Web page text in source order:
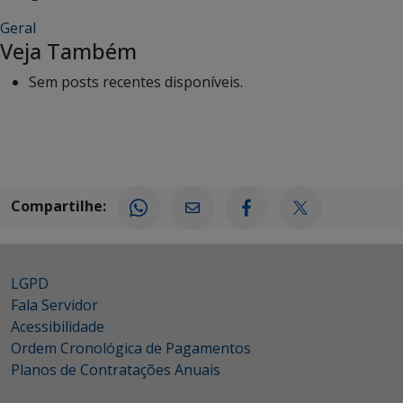
Geral
Veja Também
Sem posts recentes disponíveis.
Compartilhe:
LGPD
Fala Servidor
Acessibilidade
Ordem Cronológica de Pagamentos
Planos de Contratações Anuais